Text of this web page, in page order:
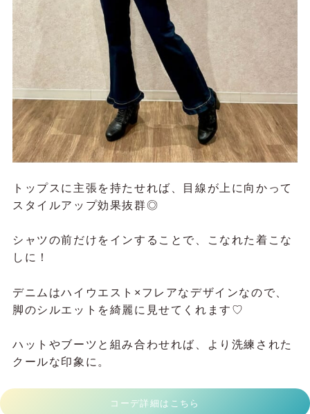
トップスに主張を持たせれば、目線が上に向かって
スタイルアップ効果抜群◎
シャツの前だけをインすることで、こなれた着こな
しに！
デニムはハイウエスト×フレアなデザインなので、
脚のシルエットを綺麗に見せてくれます♡
ハットやブーツと組み合わせれば、より洗練された
クールな印象に。
コーデ詳細はこちら